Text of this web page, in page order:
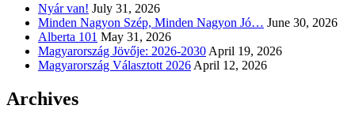
Nyár van! July 31, 2026
Minden Nagyon Szép, Minden Nagyon Jó… June 30, 2026
Alberta 101 May 31, 2026
Magyarország Jövője: 2026-2030 April 19, 2026
Magyarország Választott 2026 April 12, 2026
Archives